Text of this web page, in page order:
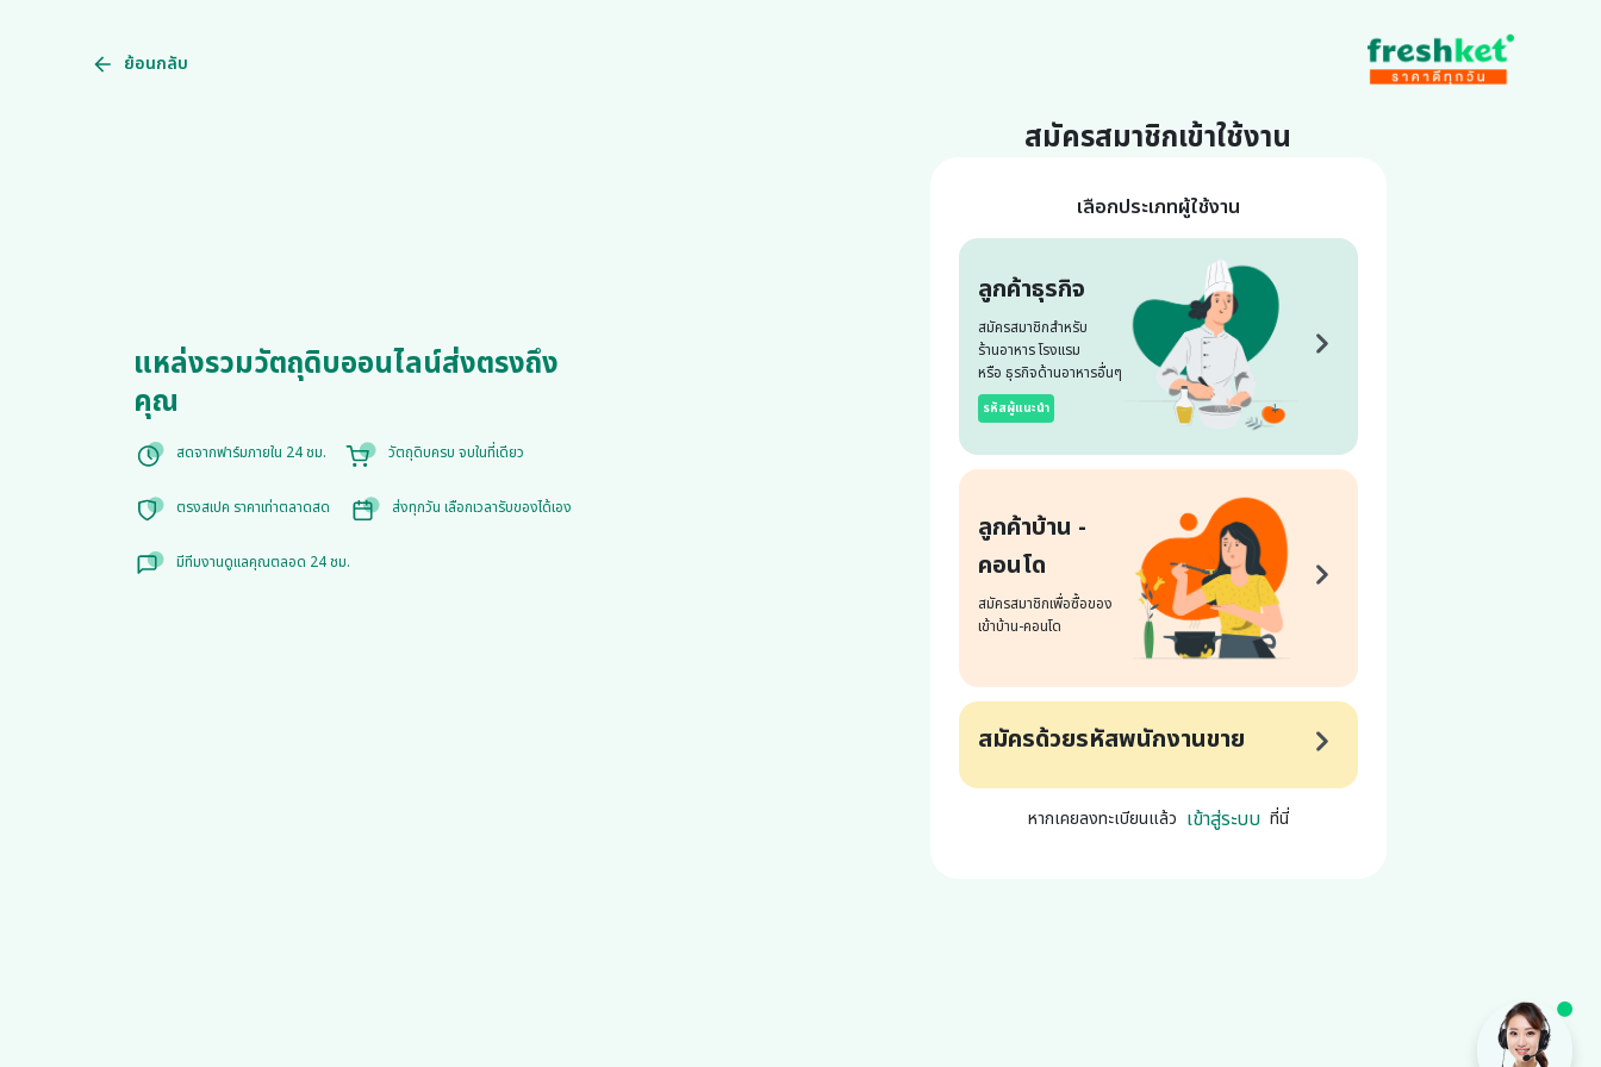
ย้อนกลับ
แหล่งรวมวัตถุดิบออนไลน์ส่งตรงถึง
คุณ
สดจากฟาร์มภายใน 24 ชม. วัตถุดิบครบ จบในที่เดียว
ตรงสเปค ราคาเท่าตลาดสด ส่งทุกวัน เลือกเวลารับของได้เอง
มีทีมงานดูแลคุณตลอด 24 ชม.
สมัครสมาชิกเข้าใช้งาน
เลือกประเภทผู้ใช้งาน
ลูกค้าธุรกิจ
สมัครสมาชิกสำหรับ
ร้านอาหาร โรงแรม
หรือ ธุรกิจด้านอาหารอื่นๆ
รหัสผู้แนะนำ
ลูกค้าบ้าน -
คอนโด
สมัครสมาชิกเพื่อซื้อของ
เข้าบ้าน-คอนโด
สมัครด้วยรหัสพนักงานขาย
หากเคยลงทะเบียนแล้ว เข้าสู่ระบบ ที่นี่